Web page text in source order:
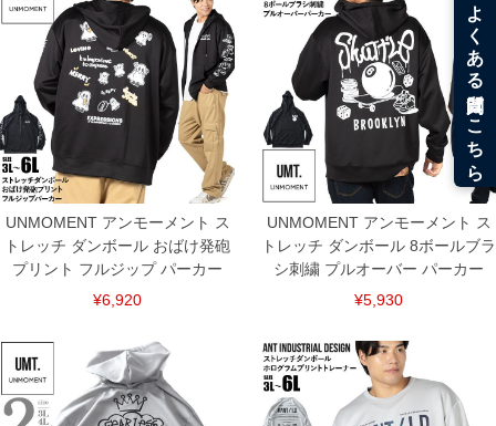
UNMOMENT アンモーメント ス
トレッチ ダンボール おばけ発砲
プリント フルジップ パーカー
¥6,920
UNMOMENT アンモーメント ス
トレッチ ダンボール 8ボールブラ
シ刺繍 プルオーバー パーカー
¥5,930